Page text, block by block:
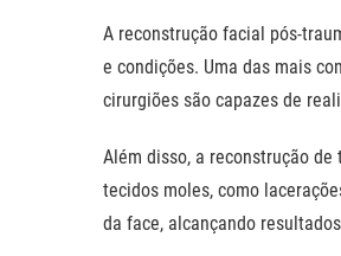
A reconstrução facial pós-
e condições. Uma das mais
cirurgiões são capazes de
Além disso, a reconstrução
tecidos moles, como
da face, alcançando